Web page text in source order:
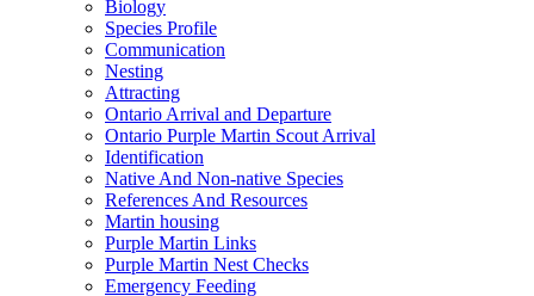
Biology
Species Profile
Communication
Nesting
Attracting
Ontario Arrival and Departure
Ontario Purple Martin Scout Arrival
Identification
Native And Non-native Species
References And Resources
Martin housing
Purple Martin Links
Purple Martin Nest Checks
Emergency Feeding